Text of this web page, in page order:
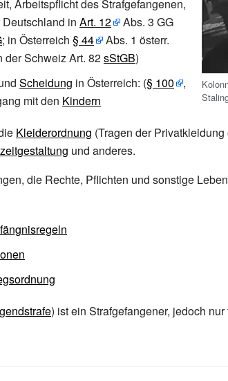
, Arbeitspflicht des Strafgefangenen,
in Art. 12 Abs. 3 GG
; in Österreich § 44 Abs. 1 österr.
der Schweiz Art. 82sStGB)
Scheidung in Österreich: (§ 100
,
mit den Kindern
Kleiderordnung (Tragen der
und anderes.
die Rechte, Pflichten und sonstige
) ist ein Strafgefangener, jedoch nur